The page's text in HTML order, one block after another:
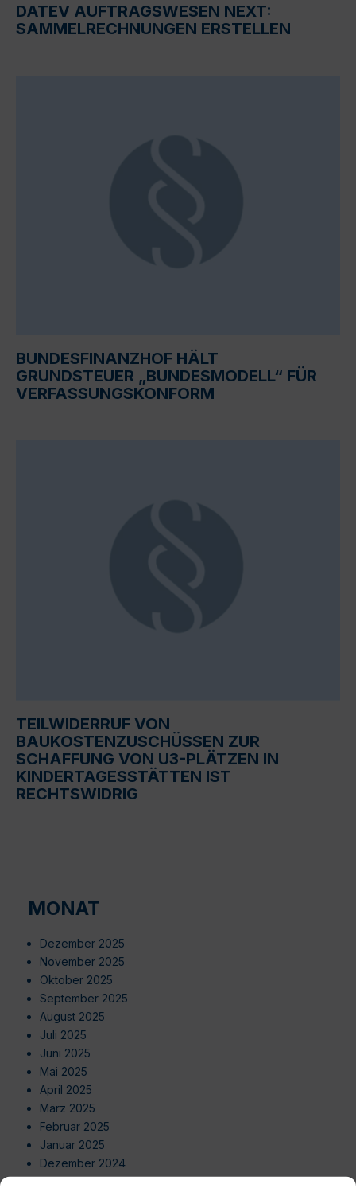
DATEV AUFTRAGSWESEN NEXT:
SAMMELRECHNUNGEN ERSTELLEN
BUNDESFINANZHOF HÄLT
GRUNDSTEUER „BUNDESMODELL“ FÜR
VERFASSUNGSKONFORM
TEILWIDERRUF VON
BAUKOSTENZUSCHÜSSEN ZUR
SCHAFFUNG VON U3-PLÄTZEN IN
KINDERTAGESSTÄTTEN IST
RECHTSWIDRIG
MONAT
Dezember 2025
November 2025
Oktober 2025
September 2025
August 2025
Juli 2025
Juni 2025
Mai 2025
April 2025
März 2025
Februar 2025
Januar 2025
Dezember 2024
November 2024